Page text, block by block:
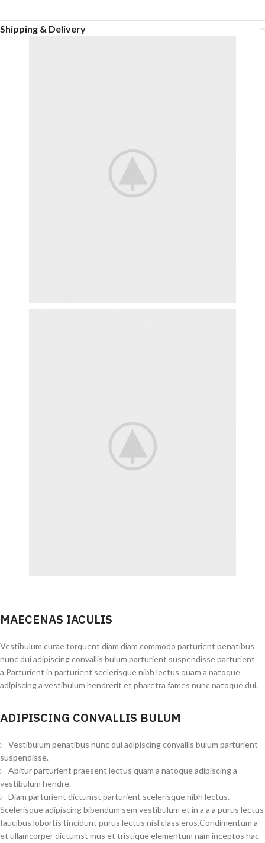
Shipping & Delivery
MAECENAS IACULIS
Vestibulum curae torquent diam diam commodo parturient penatibus
nunc dui adipiscing convallis bulum parturient suspendisse parturient
a.Parturient in parturient scelerisque nibh lectus quam a natoque
adipiscing a vestibulum hendrerit et pharetra fames nunc natoque dui.
ADIPISCING CONVALLIS BULUM
Vestibulum penatibus nunc dui adipiscing convallis bulum parturient
suspendisse.
Abitur parturient praesent lectus quam a natoque adipiscing a
vestibulum hendre.
Diam parturient dictumst parturient scelerisque nibh lectus.
Scelerisque adipiscing bibendum sem vestibulum et in a a a purus lectus
faucibus lobortis tincidunt purus lectus nisl class eros.Condimentum a
et ullamcorper dictumst mus et tristique elementum nam inceptos hac